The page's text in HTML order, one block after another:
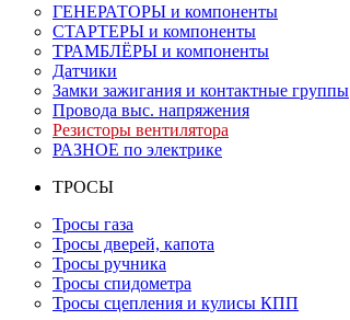
ГЕНЕРАТОРЫ и компоненты
СТАРТЕРЫ и компоненты
ТРАМБЛЁРЫ и компоненты
Датчики
Замки зажигания и контактные группы
Провода выс. напряжения
Резисторы вентилятора
РАЗНОЕ по электрике
ТРОСЫ
Тросы газа
Тросы дверей, капота
Тросы ручника
Тросы спидометра
Тросы сцепления и кулисы КПП